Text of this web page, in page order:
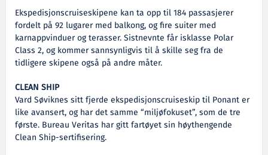
Ekspedisjonscruiseskipene kan ta opp til 184 passasjerer
fordelt på 92 lugarer med balkong, og fire suiter med
karnappvinduer og terasser. Sistnevnte får isklasse Polar
Class 2, og kommer sannsynligvis til å skille seg fra de
tidligere skipene også på andre måter.
CLEAN SHIP
Vard Søviknes sitt fjerde ekspedisjonscruiseskip til Ponant er
like avansert, og har det samme “miljøfokuset”, som de tre
første. Bureau Veritas har gitt fartøyet sin høythengende
Clean Ship-sertifisering.